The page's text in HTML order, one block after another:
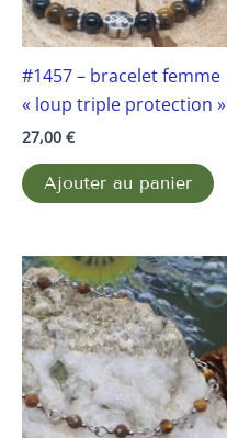
#1457 – bracelet femme
« loup triple protection »
27,00 €
Ajouter au panier